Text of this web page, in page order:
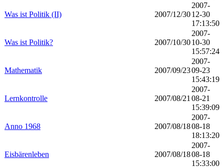
Was ist Politik (II) 2007/12/30
2007-
12-30
17:13:50
Was ist Politik? 2007/10/30
2007-
10-30
15:57:24
Mathematik 2007/09/23
2007-
09-23
15:43:19
Lernkontrolle 2007/08/21
2007-
08-21
15:39:09
Anno 1968 2007/08/18
2007-
08-18
18:13:20
Eisbärenleben 2007/08/18
2007-
08-18
15:33:00